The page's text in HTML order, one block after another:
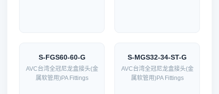
S-FGS60-60-G
AVC台湾全冠尼龙盒接头(金
属软管用)PA Fittings
S-MGS32-34-ST-G
AVC台湾全冠尼龙盒接头(金
属软管用)PA Fittings